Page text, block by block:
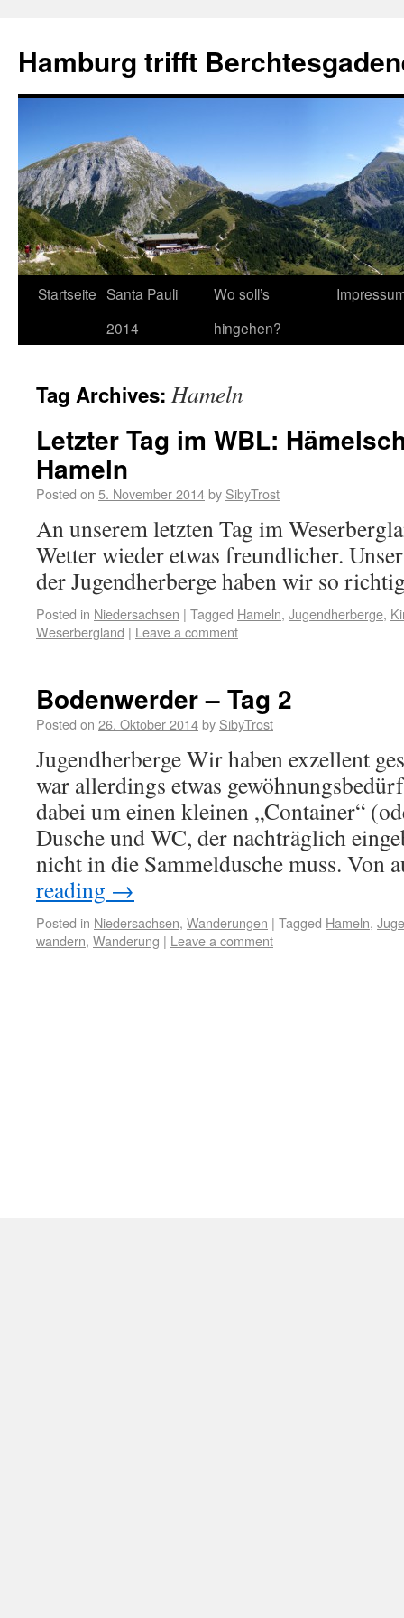
Hamburg trifft
Startseite Santa Pauli
2014
Wo soll’s
hingehen?
Tag Archives: Hameln
Letzter Tag im WBL:
Hameln
Posted on 5. November 2014by SibyTrost
An unserem letzten Tag im
Wetter wieder etwas freundlicher.
der Jugendherberge haben wir so
Posted in Niedersachsen | Tagged Hameln, Jugendherberge,
Weserbergland | Leave a comment
Bodenwerder – Tag 2
Posted on 26. Oktober 2014by SibyTrost
Jugendherberge Wir haben exzellent
war allerdings etwas
dabei um einen kleinen „Container“
Dusche und WC, der nachträglich
nicht in die Sammeldusche muss. Von
reading →
Posted in Niedersachsen, Wanderungen | Tagged Hameln,
wandern, Wanderung | Leave a comment